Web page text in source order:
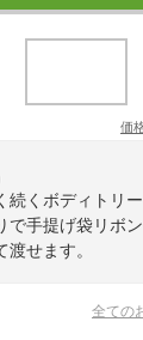
価
続くボディトリ
で手提げ袋リボ
渡せます。
全ての